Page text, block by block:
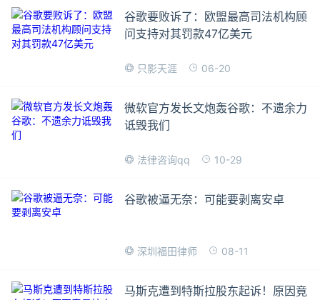
谷歌要败诉了：欧盟最高司法机构顾
问支持对其罚款47亿美元
只影天涯 06-20
微软官方发长文炮轰谷歌：不遗余力
诋毁我们
法律咨询qq 10-29
谷歌被逼无奈：可能要剥离安卓
深圳福田律师 08-11
马斯克遭到特斯拉股东起诉！原因竟